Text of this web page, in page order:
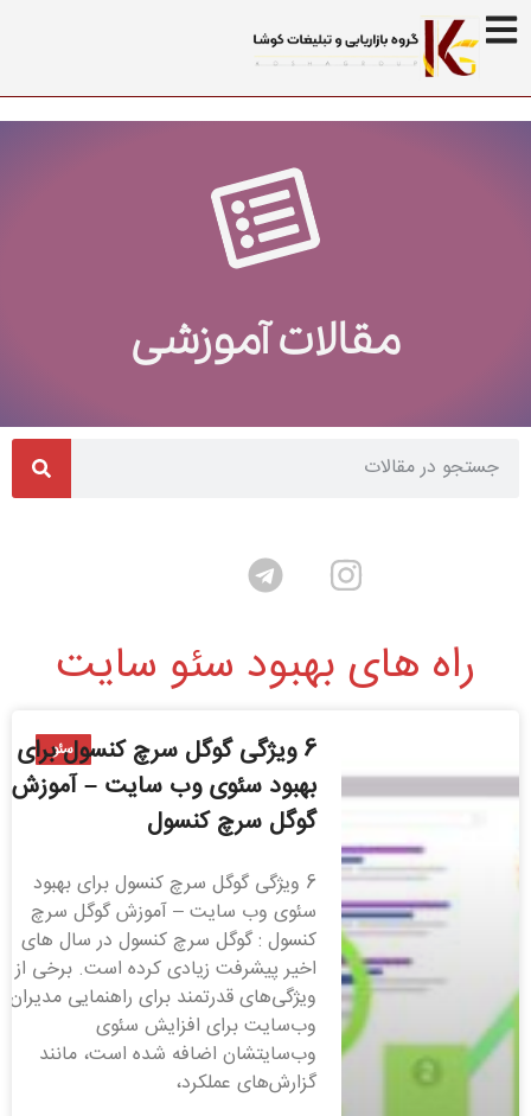
مقالات آموزشی
راه های بهبود سئو سایت
سئو
6 ویژگی گوگل سرچ کنسول برای
بهبود سئوی وب سایت – آموزش
گوگل سرچ کنسول
6 ویژگی گوگل سرچ کنسول برای بهبود
سئوی وب سایت – آموزش گوگل سرچ
کنسول : گوگل سرچ کنسول در سال های
اخیر پیشرفت زیادی کرده است. برخی از
ویژگی‌های قدرتمند برای راهنمایی مدیران
وب‌سایت برای افزایش سئوی
وب‌سایتشان اضافه شده است، مانند
گزارش‌های عملکرد،